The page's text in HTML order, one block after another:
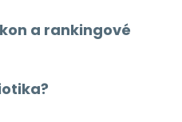
a rankingové